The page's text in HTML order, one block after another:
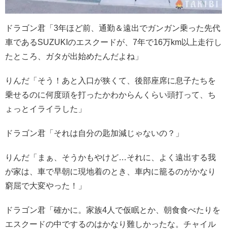
ドラゴン君「3年ほど前、通勤＆遠出でガンガン乗った先代
車であるSUZUKIのエスクードが、7年で16万km以上走行し
たところ、ガタが出始めたんだよね」
りんだ「そう！あと入口が狭くて、後部座席に息子たちを
乗せるのに何度頭を打ったかわからんくらい頭打って、ち
ょっとイライラした」
ドラゴン君「それは自分の匙加減じゃないの？」
りんだ「まぁ、そうかもやけど…それに、よく遠出する我
が家は、車で早朝に現地着のとき、車内に籠るのがかなり
窮屈で大変やった！」
ドラゴン君「確かに。家族4人で仮眠とか、朝食食べたりを
エスクードの中でするのはかなり難しかったな。チャイル